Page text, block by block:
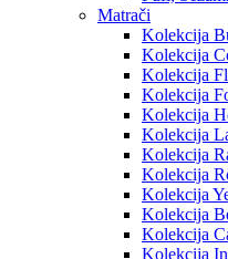
Matrači
Kolekcija
Kolekcija
Kolekcija
Kolekcija
Kolekcija
Kolekcija
Kolekcija
Kolekcija
Kolekcija
Kolekcija
Kolekcija
Kolekcija